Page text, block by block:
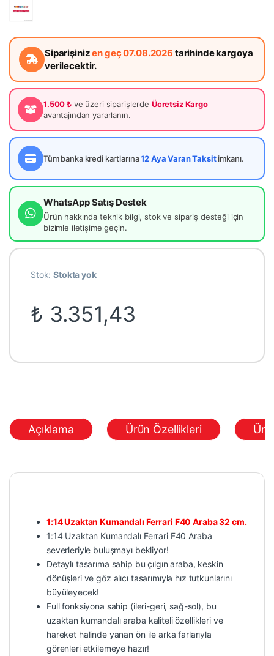
Siparişinizen geç 07.08.2026 tarihinde kargoya
verilecektir.
1.500 ₺ ve üzeri siparişlerde Ücretsiz Kargo
avantajından yararlanın.
Tüm banka kredi kartlarına12 Aya Varan Taksitimkanı.
WhatsApp Satış Destek
Ürün hakkında teknik bilgi, stok ve sipariş desteği için
bizimle iletişime geçin.
Stok:Stokta yok
₺ 3.351,43
Açıklama Ürün Özellikleri
1:14 Uzaktan Kumandalı Ferrari F40 Araba 32 cm.
1:14 Uzaktan Kumandalı Ferrari F40 Araba
severleriyle buluşmayı bekliyor!
Detaylı tasarıma sahip bu çılgın araba, keskin
dönüşleri ve göz alıcı tasarımıyla hız tutkunlarını
büyüleyecek!
Full fonksiyona sahip (ileri-geri, sağ-sol), bu
uzaktan kumandalı araba kaliteli özellikleri ve
hareket halinde yanan ön ile arka farlarıyla
görenleri etkilemeye hazır!